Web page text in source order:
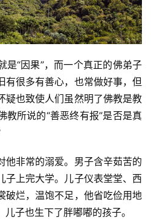
是“因果”，而一个真正的佛弟子
有很多有善心，也常做好事，但
疑也致使人们虽然明了佛教是教
教所说的“善恶终有报”是否是真
他非常的溺爱。男子含辛茹苦的
子上完大学。儿子仪表堂堂、西
破烂，温饱不足，他省吃俭用地
子也生下了胖嘟嘟的孩子。